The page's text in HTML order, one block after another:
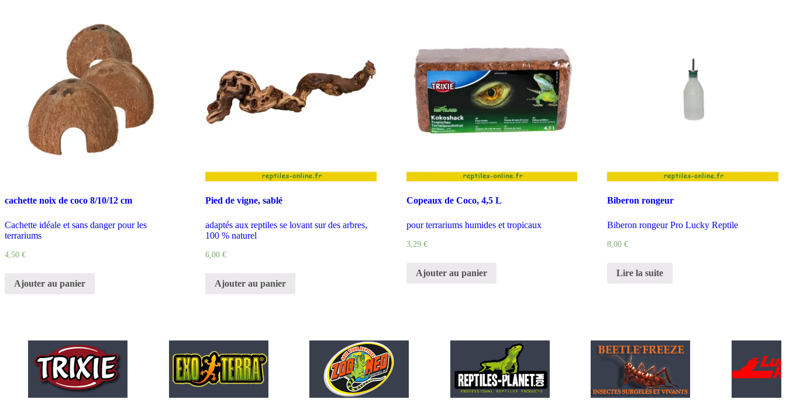
cachette noix de coco 8/10/12 cm
Cachette idéale et sans danger pour les
terrariums
4,50 €
Ajouter au panier
Pied de vigne, sablé
adaptés aux reptiles se lovant sur des arbres,
100 % naturel
6,00€
Ajouter au panier
Copeaux de Coco, 4,5 L
pour terrariums humides et tropicaux
3,29 €
Ajouter au panier
Biberon rongeur
Biberon rongeur Pro Lucky Reptile
8,00 €
Lire la suite